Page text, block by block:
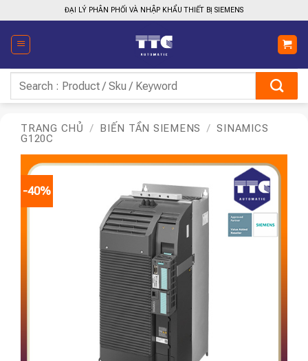
qua
nội
dung
ĐẠI LÝ PHÂN PHỐI VÀ NHẬP KHẨU THIẾT BỊ SIEMENS
kiếm:
TRANG CHỦ / BIẾN TẦN SIEMENS / SINAMICS
G120C
-40%